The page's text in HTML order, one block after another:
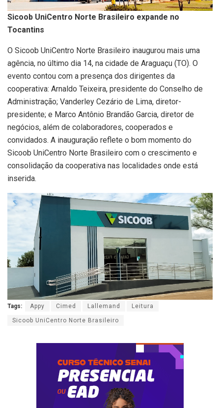
Sicoob UniCentro Norte Brasileiro expande no
Tocantins
O Sicoob UniCentro Norte Brasileiro inaugurou mais uma
agência, no último dia 14, na cidade de Araguaçu (TO). O
evento contou com a presença dos dirigentes da
cooperativa: Arnaldo Teixeira, presidente do Conselho de
Administração; Vanderley Cezário de Lima, diretor-
presidente; e Marco Antônio Brandão Garcia, diretor de
negócios, além de colaboradores, cooperados e
convidados. A inauguração reflete o bom momento do
Sicoob UniCentro Norte Brasileiro com o crescimento e
consolidação da cooperativa nas localidades onde está
inserida.
Tags: Appy Cimed Lallemand Leitura
Sicoob UniCentro Norte Brasileiro